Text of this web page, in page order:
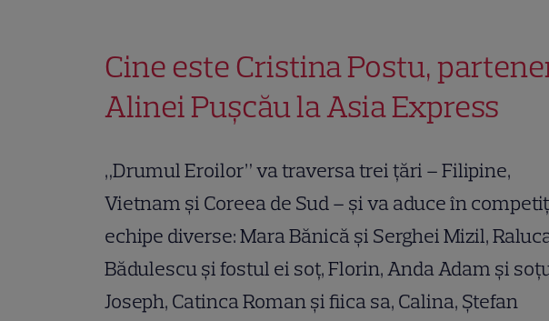
Cine este Cristina Postu,
Alinei Pușcău la Asia Express
„Drumul Eroilor” va traversa trei țări – Filipine,
Vietnam și Coreea de Sud – și va aduce în
echipe diverse: Mara Bănică și Serghei Mizil,
Bădulescu și fostul ei soț, Florin, Anda Adam și
Joseph, Catinca Roman și fiica sa, Calina, Ștefan